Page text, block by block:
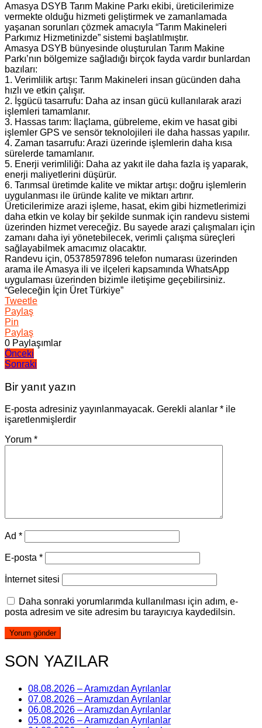
Amasya DSYB Tarım Makine Parkı ekibi, üreticilerimize
vermekte olduğu hizmeti geliştirmek ve zamanlamada
yaşanan sorunları çözmek amacıyla “Tarım Makineleri
Parkımız Hizmetinizde” sistemi başlatılmıştır.
Amasya DSYB bünyesinde oluşturulan Tarım Makine
Parkı’nın bölgemize sağladığı birçok fayda vardır bunlardan
bazıları:
1. Verimlilik artışı: Tarım Makineleri insan gücünden daha
hızlı ve etkin çalışır.
2. İşgücü tasarrufu: Daha az insan gücü kullanılarak arazi
işlemleri tamamlanır.
3. Hassas tarım: İlaçlama, gübreleme, ekim ve hasat gibi
işlemler GPS ve sensör teknolojileri ile daha hassas yapılır.
4. Zaman tasarrufu: Arazi üzerinde işlemlerin daha kısa
sürelerde tamamlanır.
5. Enerji verimliliği: Daha az yakıt ile daha fazla iş yaparak,
enerji maliyetlerini düşürür.
6. Tarımsal üretimde kalite ve miktar artışı: doğru işlemlerin
uygulanması ile üründe kalite ve miktarı artırır.
Üreticilerimize arazi işleme, hasat, ekim gibi hizmetlerimizi
daha etkin ve kolay bir şekilde sunmak için randevu sistemi
üzerinden hizmet vereceğiz. Bu sayede arazi çalışmaları için
zamanı daha iyi yönetebilecek, verimli çalışma süreçleri
sağlayabilmek amacımız olacaktır.
Randevu için, 05378597896 telefon numarası üzerinden
arama ile Amasya ili ve ilçeleri kapsamında WhatsApp
uygulaması üzerinden bizimle iletişime geçebilirsiniz.
“Geleceğin İçin Üret Türkiye”
Tweetle
Paylaş
Pin
Paylaş
0 Paylaşımlar
Yazı
gezinmesi
Önceki
Sonraki
Bir yanıt yazın
E-posta adresiniz yayınlanmayacak. Gerekli alanlar * ile
işaretlenmişlerdir
Yorum *
Ad *
E-posta *
İnternet sitesi
Daha sonraki yorumlarımda kullanılması için adım, e-
posta adresim ve site adresim bu tarayıcıya kaydedilsin.
SON YAZILAR
08.08.2026 – Aramızdan Ayrılanlar
07.08.2026 – Aramızdan Ayrılanlar
06.08.2026 – Aramızdan Ayrılanlar
05.08.2026 – Aramızdan Ayrılanlar